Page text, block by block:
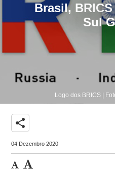
Brasil,
Sul
Logo dos BRICS |
share
04 Dezembro 2020